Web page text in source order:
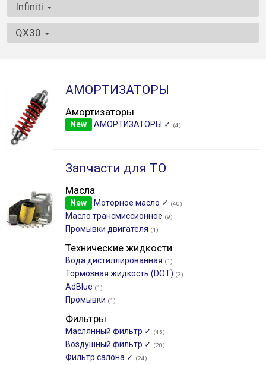
Infiniti
QX30
АМОРТИЗАТОРЫ
Амортизаторы
New АМОРТИЗАТОРЫ ✓ (4)
Запчасти для ТО
Масла
New Моторное масло ✓ (40)
Масло трансмиссионное (9)
Промывки двигателя (1)
Технические жидкости
Вода дистиллированная (1)
Тормозная жидкость (DOT) (3)
AdBlue (1)
Промывки (1)
Фильтры
Маслянный фильтр ✓ (45)
Воздушный фильтр ✓ (28)
Фильтр салона ✓ (24)